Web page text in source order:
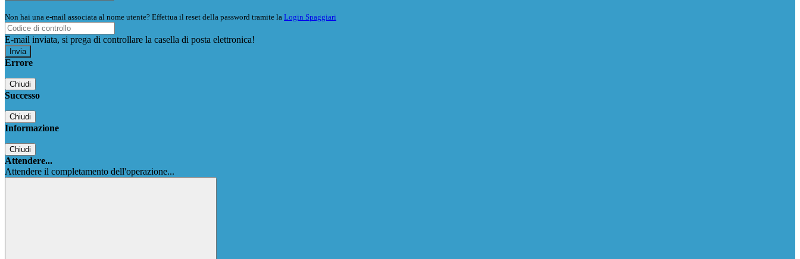
Non hai una e-mail associata al nome utente? Effettua il reset della password tramite la Login Spaggiari
E-mail inviata, si prega di controllare la casella di posta elettronica!
Errore
Chiudi
Successo
Chiudi
Informazione
Chiudi
Attendere...
Attendere il completamento dell'operazione...